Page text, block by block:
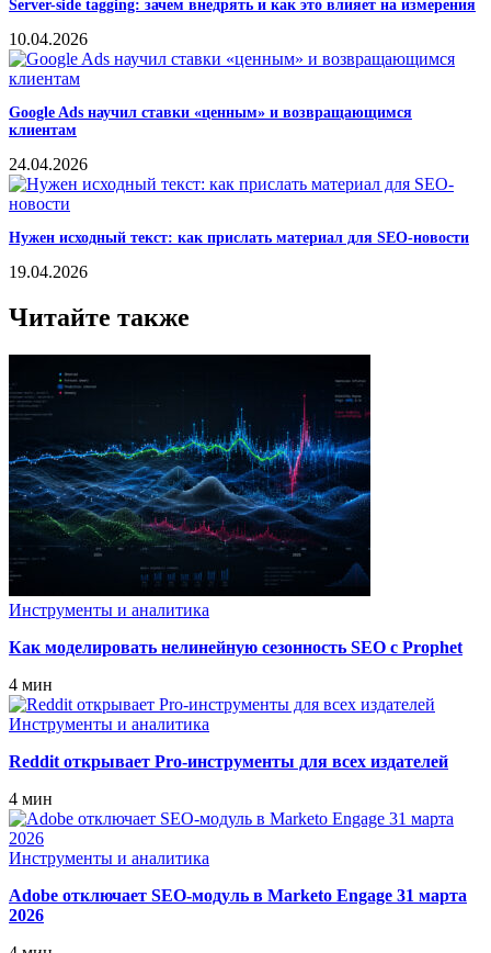
Server-side tagging: зачем внедрять и как это влияет на измерения
10.04.2026
Google Ads научил ставки «ценным» и возвращающимся
клиентам
24.04.2026
Нужен исходный текст: как прислать материал для SEO-новости
19.04.2026
Читайте также
Инструменты и аналитика
Как моделировать нелинейную сезонность SEO с Prophet
4 мин
Инструменты и аналитика
Reddit открывает Pro-инструменты для всех издателей
4 мин
Инструменты и аналитика
Adobe отключает SEO‑модуль в Marketo Engage 31 марта
2026